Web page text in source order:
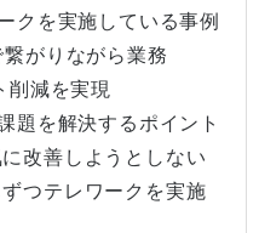
クを実施している事例
がりながら業務
削減を実現
題を解決するポイント
改善しようとしない
つテレワークを実施